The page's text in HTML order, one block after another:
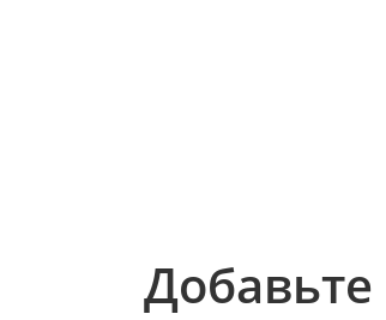
Добавьте